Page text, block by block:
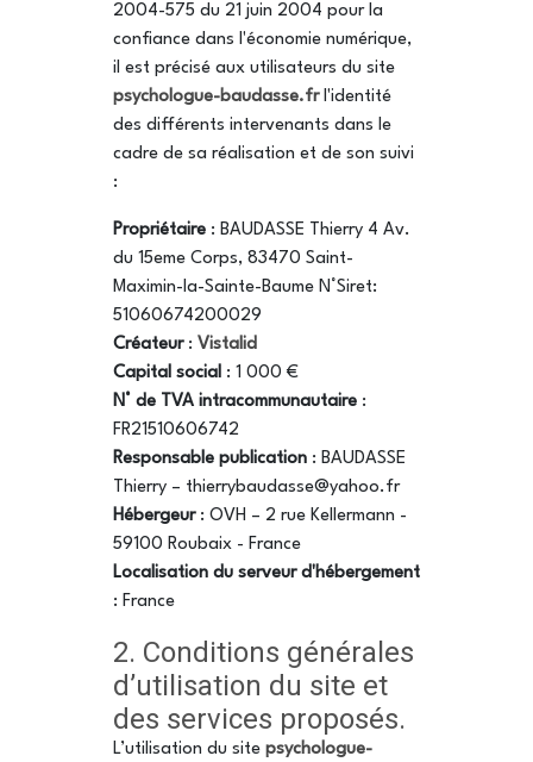
2004-575 du 21 juin 2004 pour la
confiance dans l'économie numérique,
il est précisé aux utilisateurs du site
psychologue-baudasse.frl'identité
des différents intervenants dans le
cadre de sa réalisation et de son suivi
:
Propriétaire : BAUDASSE Thierry 4 Av.
du 15eme Corps, 83470 Saint-
Maximin-la-Sainte-Baume N°Siret:
51060674200029
Créateur: Vistalid
Capital social : 1 000 €
N° de TVA intracommunautaire :
FR21510606742
Responsable publication : BAUDASSE
Thierry – thierrybaudasse@yahoo.fr
Hébergeur: OVH – 2 rue Kellermann -
59100 Roubaix - France
Localisation du serveur d'hébergement
: France
2. Conditions générales
d’utilisation du site et
des services proposés.
L’utilisation du site psychologue-